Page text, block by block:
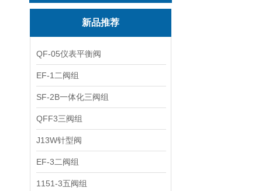
新品推荐
QF-05仪表平衡阀
EF-1二阀组
SF-2B一体化三阀组
QFF3三阀组
J13W针型阀
EF-3二阀组
1151-3五阀组